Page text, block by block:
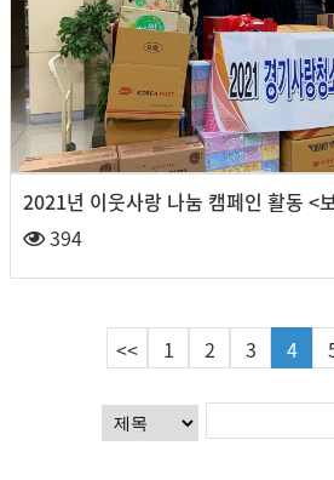
2021년 이웃사랑 나눔 캠페인 활동 <
394
<< 1 2 3 4